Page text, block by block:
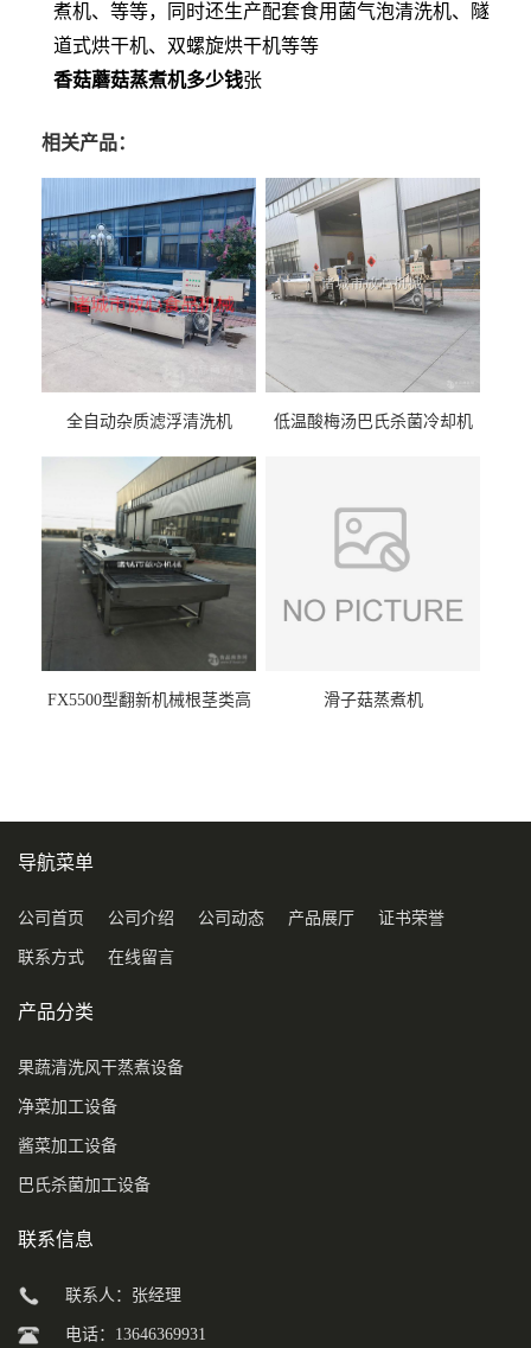
煮机、等等，同时还生产配套食用菌气泡清洗机、隧
道式烘干机、双螺旋烘干机等等
香菇蘑菇蒸煮机多少钱张
相关产品：
全自动杂质滤浮清洗机 低温酸梅汤巴氏杀菌冷却机
FX5500型翻新机械根茎类高
滑子菇蒸煮机
导航菜单
公司首页 公司介绍 公司动态 产品展厅 证书荣誉
联系方式 在线留言
产品分类
果蔬清洗风干蒸煮设备
净菜加工设备
酱菜加工设备
巴氏杀菌加工设备
联系信息
联系人：张经理
电话：13646369931